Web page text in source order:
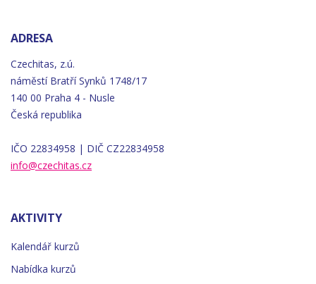
ADRESA
Czechitas, z.ú.
náměstí Bratří Synků 1748/17
140 00 Praha 4 - Nusle
Česká republika
IČO 22834958 | DIČ CZ22834958
info@czechitas.cz
AKTIVITY
Kalendář kurzů
Nabídka kurzů